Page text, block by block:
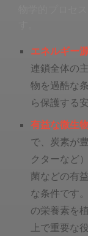
エネルギー
連鎖全体の
物を過酷な
ら保護する
有益な微生
で、炭素が
クターなど
菌などの有
な条件です
の栄養素を
上で重要な